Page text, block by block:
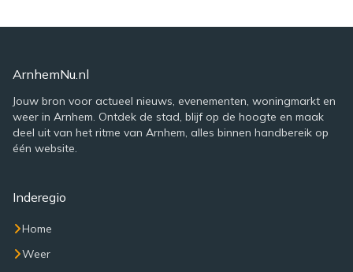
ArnhemNu.nl
Jouw bron voor actueel nieuws, evenementen, woningmarkt en
weer in Arnhem. Ontdek de stad, blijf op de hoogte en maak
deel uit van het ritme van Arnhem, alles binnen handbereik op
één website.
Inderegio
Home
Weer